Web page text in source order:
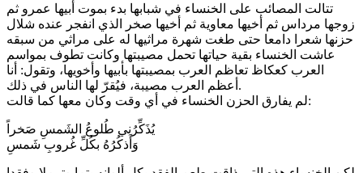
تتالت المصائب على الخنساء في شبابها بدء بموت أبيها عمرو ثم
زوجها مرداس ثم أخيها معاوية ثم أخيها صخر الذي انفجر عنده شلال
حزنها شعرا دامعا حتى طغت شهرة مراثيها له على مراثي من سبقه
عاشت الخنساء بقية حياتها تحمل مصيبتها وكانت تطوف بمواسم
العرب كعكاظ تعاظم العرب بمصيبتها بأبيها وأخويها، وتقول: أنا
أعظم العرب مصيبة، فيُقرّ لها الناس في ذلك.
لم يفارق الحزن الخنساء في أي وقت وكان معها كما قالت:
يُذَكِّرُني طُلوعُ الشَمسِ صَخراً
وَأَذكُرُهُ بكُلِّ غُروبِ شَمسِ